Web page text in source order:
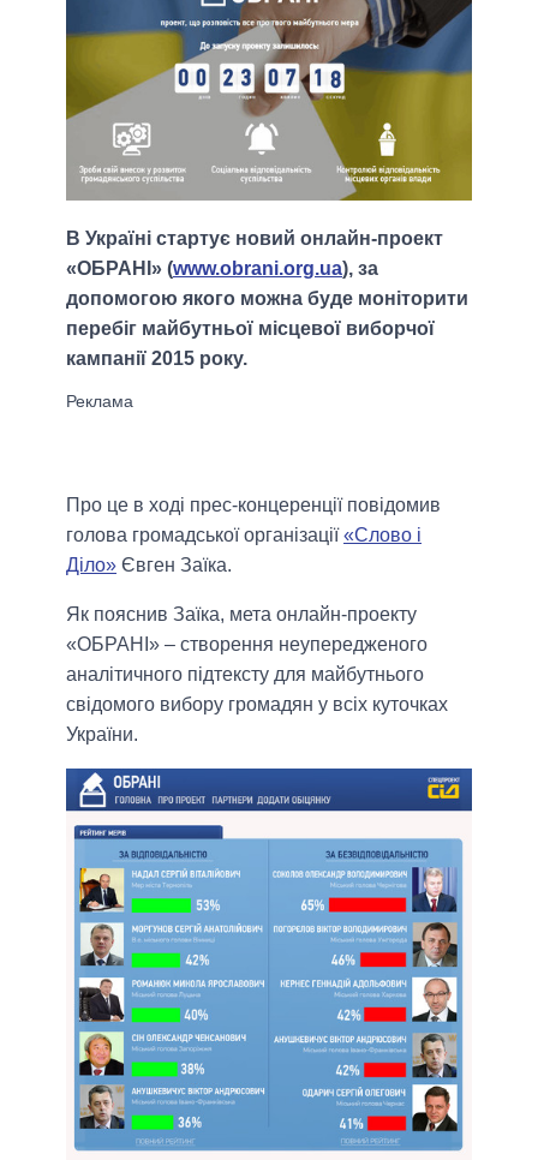
В Україні стартує новий онлайн-проект
«ОБРАНІ» (www.obrani.org.ua), за
допомогою якого можна буде моніторити
перебіг майбутньої місцевої виборчої
кампанії 2015 року.
Про це в ході прес-концеренції повідомив
голова громадської організації«Слово і
Діло» Євген Заїка.
Як пояснив Заїка, мета онлайн-проекту
«ОБРАНІ» – створення неупередженого
аналітичного підтексту для майбутнього
свідомого вибору громадян у всіх куточках
України.